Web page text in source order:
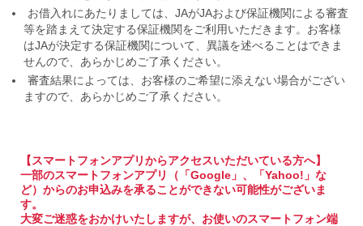
お借入れにあたりましては、JAがJAおよび保証機関による審査
等を踏まえて決定する保証機関をご利用いただきます。お客様
はJAが決定する保証機関について、異議を述べることはできま
せんので、あらかじめご了承ください。
審査結果によっては、お客様のご希望に添えない場合がござい
ますので、あらかじめご了承ください。
【スマートフォンアプリからアクセスいただいている方へ】
一部のスマートフォンアプリ（「Google」、「Yahoo!」な
ど）からのお申込みを承ることができない可能性がございま
す。
大変ご迷惑をおかけいたしますが、お使いのスマートフォン端